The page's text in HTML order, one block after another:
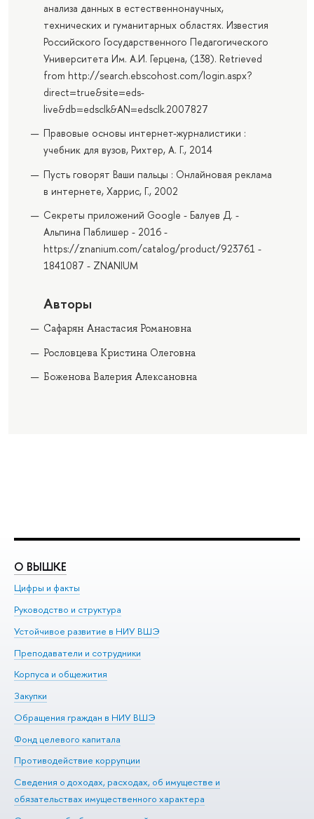
анализа данных в естественнонаучных,
технических и гуманитарных областях. Известия
Российского Государственного Педагогического
Университета Им. А.И. Герцена, (138). Retrieved
from http://search.ebscohost.com/login.aspx?
direct=true&site=eds-
live&db=edsclk&AN=edsclk.2007827
Правовые основы интернет-журналистики :
учебник для вузов, Рихтер, А. Г., 2014
Пусть говорят Ваши пальцы : Онлайновая реклама
в интернете, Харрис, Г., 2002
Секреты приложений Google - Балуев Д. -
Альпина Паблишер - 2016 -
https://znanium.com/catalog/product/923761 -
1841087 - ZNANIUM
Авторы
Сафарян Анастасия Романовна
Рословцева Кристина Олеговна
Боженова Валерия Алексановна
О ВЫШКЕ
Цифры и факты
Руководство и структура
Устойчивое развитие в НИУ ВШЭ
Преподаватели и сотрудники
Корпуса и общежития
Закупки
Обращения граждан в НИУ ВШЭ
Фонд целевого капитала
Противодействие коррупции
Сведения о доходах, расходах, об имуществе и
обязательствах имущественного характера